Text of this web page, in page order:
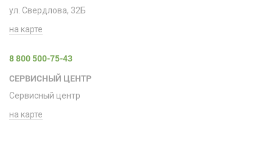
ул. Свердлова, 32Б
на карте
8 800 500-75-43
СЕРВИСНЫЙ ЦЕНТР
Сервисный центр
на карте